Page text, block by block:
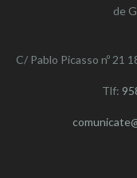
de
C/ Pablo Picasso nº 21
Tlf: